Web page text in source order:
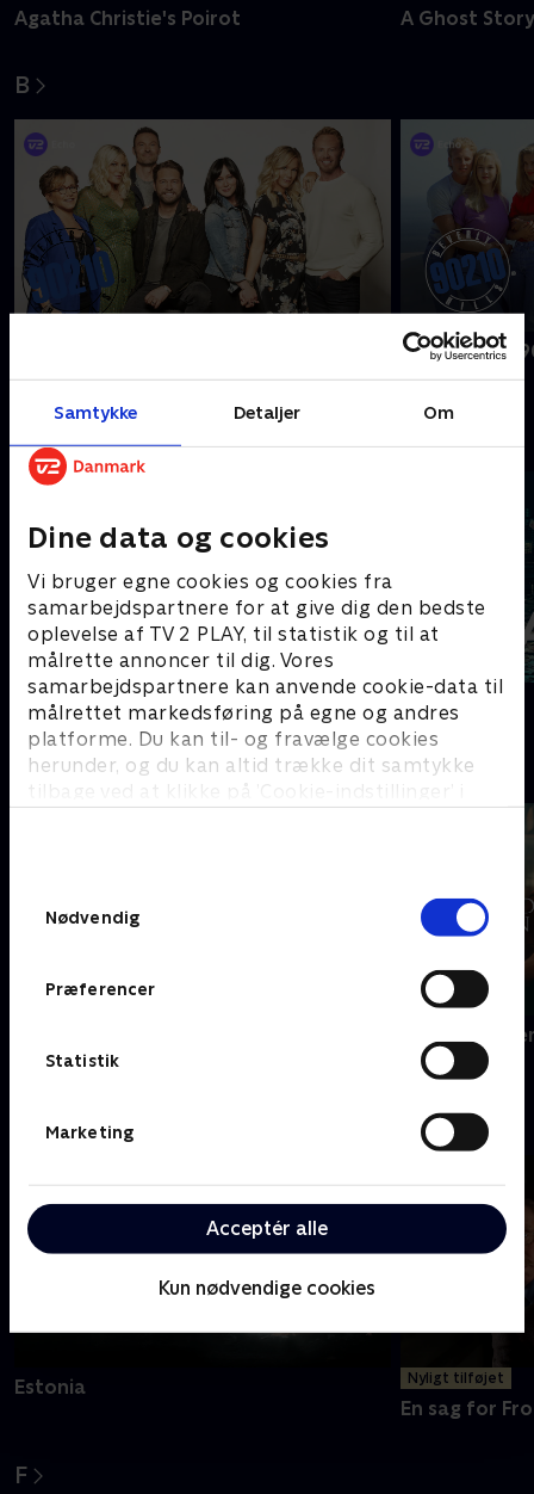
Samtykke Detaljer Om
Dine data og cookies
Vi bruger egne cookies og cookies fra
samarbejdspartnere for at give dig den bedste
oplevelse af TV 2 PLAY, til statistik og til at
målrette annoncer til dig. Vores
samarbejdspartnere kan anvende cookie-data til
målrettet markedsføring på egne og andres
platforme. Du kan til- og fravælge cookies
herunder, og du kan altid trække dit samtykke
tilbage ved at klikke på ’Cookie-indstillinger’ i
Nødvendig
Præferencer
Statistik
Marketing
Acceptér alle
Kun nødvendige cookies
Agatha Christie's Poirot A Ghost
B
Beverly Hills
C
Coldwater Cleaning Up
D
Den gode
Estonia Nyligt tilføjet
En sag for
F